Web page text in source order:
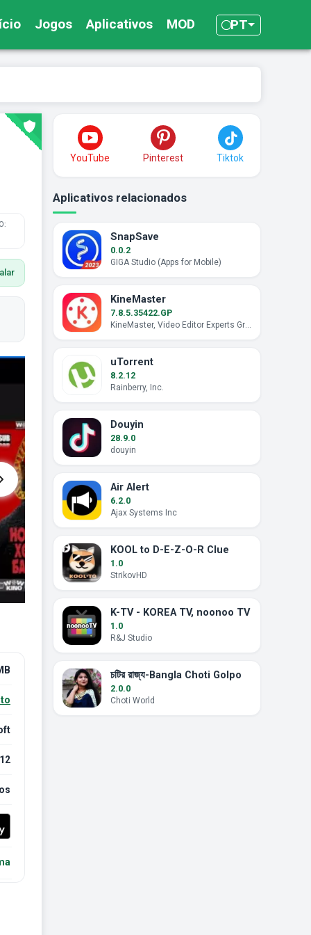
Jogos Aplicativos MOD PT
YouTube Pinterest Tiktok
Aplicativos relacionados
SnapSave
0.0.2
GIGA Studio (Apps for Mobile)
KineMaster
7.8.5.35422.GP
KineMaster, Video Editor Experts Group
uTorrent
8.2.12
Rainberry, Inc.
Douyin
28.9.0
douyin
Air Alert
6.2.0
Ajax Systems Inc
KOOL to D-E-Z-O-R Clue
1.0
StrikovHD
K-TV - KOREA TV, noonoo TV
1.0
R&J Studio
চটির রাজ্য-Bangla Choti Golpo
2.0.0
Choti World